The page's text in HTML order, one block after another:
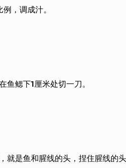
，调成汁。
鱼鳃下1厘米处切一刀。
就是鱼和腥线的头，捏住腥线的